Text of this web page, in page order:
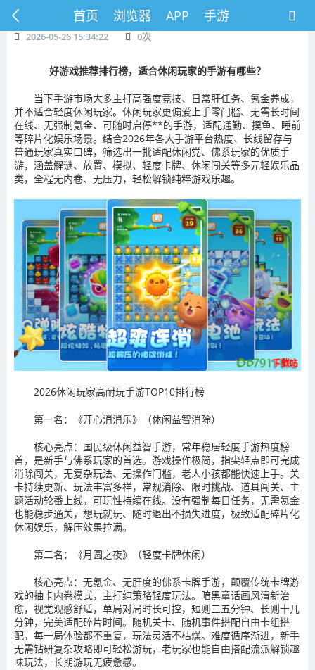
首页 浏览器 APP 手游
2026-05-26 15:34:22 0次
好游戏推荐排行榜，适合休闲玩家的手游有哪些？
当下手游市场大多主打高强度竞技、日常肝任务、氪金养成，
并不适合轻度休闲玩家。休闲玩家更偏爱上手零门槛、无需长时间
在线、无强制氪金、可随时启停**的手游，适配通勤、摸鱼、睡前
等碎片化娱乐场景。结合2026年各大手游平台热度、长线留存与
普通玩家真实口碑，筛选出一批适配休闲党、佛系玩家的优质手
游，涵盖解谜、放置、模拟、轻度卡牌、休闲闯关等多元轻娱乐品
类，全程无内卷、无压力，轻松解锁纯粹游戏乐趣。
2026休闲玩家高耐玩手游TOP10排行榜
第一名：《开心消消乐》（休闲益智消除）
核心亮点：国民级休闲益智手游，常年稳居轻度手游热度榜
首，是新手与佛系玩家的首选。游戏操作极简，指尖轻点即可完成
消除闯关，无复杂玩法、无操作门槛，老人小孩都能快速上手。关
卡持续更新、玩法丰富多样，常规消除、限时挑战、道具闯关、主
题活动轮番上线，可玩性持续在线。没有强制每日任务，无需氪金
也能稳步通关，想玩就玩、随时退出不损失进度，极致适配碎片化
休闲娱乐，解压效果拉满。
第二名：《月圆之夜》（轻度卡牌休闲）
核心亮点：无氪金、无肝度的佛系卡牌手游，颠覆传统卡牌游
戏的抽卡内卷模式，主打纯策略轻度玩法。暗黑童话画风清新治
愈，视觉观感舒适，单局对局时长可控，短则三五分钟、长则十几
分钟，完美适配碎片时间。随机关卡、随机事件搭配自由卡组搭
配，每一局体验都不重复，玩法灵活不枯燥。难度循序渐进，新手
无需钻研复杂攻略即可轻松游玩，老玩家也能自由搭配流派解锁趣
味玩法，长期游玩无疲惫感。